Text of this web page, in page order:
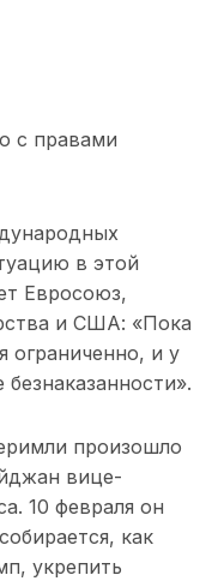
с правами
в этой
Евросоюз,
и США: «Пока
ограниченно, и у
произошло
вице-
10 февраля он
как
укрепить